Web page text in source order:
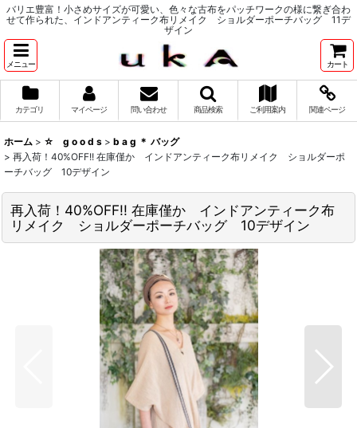
バリエ豊富！小さめサイズが可愛い、色々な古布をパッチワークの様に繋ぎ合わ
せて作られた、インドアンティーク布リメイク ショルダーポーチバッグ 11デ
ザイン
メニュー カート
カテゴリ マイページ 問い合わせ 商品検索 ご利用案内 関連ページ
ホーム > ☆ g o o d s > b a g ＊ バッグ
> 再入荷！40%OFF!! 在庫僅か インドアンティーク布リメイク ショルダーポ
ーチバッグ 10デザイン
再入荷！40%OFF!! 在庫僅か インドアンティーク布
リメイク ショルダーポーチバッグ 10デザイン